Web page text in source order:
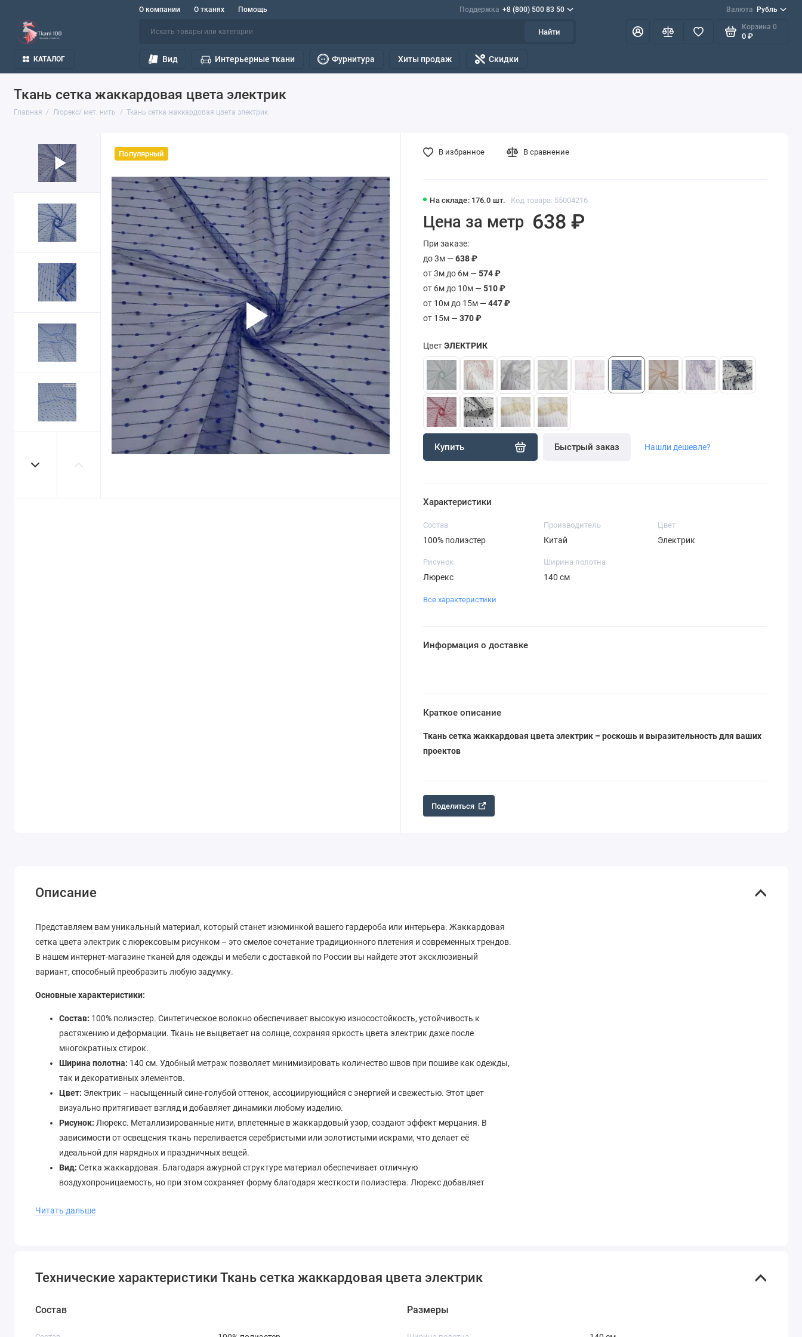
О компании О тканях Помощь Поддержка +8 (800) 500 83 50 Валюта Рубль
Найти
Корзина 0
0 ₽
КАТАЛОГ Вид Интерьерные ткани Фурнитура Хиты продаж Скидки
Ткань сетка жаккардовая цвета электрик
Главная Люрекс/ мет. нить Ткань сетка жаккардовая цвета электрик
Популярный
На складе: 176.0 шт. Код товара: 55004216
Цена за метр 638 ₽
При заказе:
до 3м —638 ₽
от 3м до 6м —574 ₽
от 6м до 10м —510 ₽
от 10м до 15м —447 ₽
от 15м —370 ₽
ЦветЭЛЕКТРИК
Купить Быстрый заказ Нашли дешевле?
В избранное В сравнение
Характеристики
Состав
100% полиэстер
Производитель
Китай
Цвет
Электрик
Рисунок
Люрекс
Ширина полотна
140 см
Все характеристики
Информация о доставке
Краткое описание
Ткань сетка жаккардовая цвета электрик – роскошь и выразительность для ваших
проектов
Поделиться
Описание
Представляем вам уникальный материал, который станет изюминкой вашего гардероба или интерьера. Жаккардовая
сетка цвета электрик с люрексовым рисунком – это смелое сочетание традиционного плетения и современных трендов.
В нашем интернет-магазине тканей для одежды и мебели с доставкой по России вы найдете этот эксклюзивный
вариант, способный преобразить любую задумку.
Основные характеристики:
Состав: 100% полиэстер. Синтетическое волокно обеспечивает высокую износостойкость, устойчивость к
растяжению и деформации. Ткань не выцветает на солнце, сохраняя яркость цвета электрик даже после
многократных стирок.
Ширина полотна: 140 см. Удобный метраж позволяет минимизировать количество швов при пошиве как одежды,
так и декоративных элементов.
Цвет: Электрик – насыщенный сине-голубой оттенок, ассоциирующийся с энергией и свежестью. Этот цвет
визуально притягивает взгляд и добавляет динамики любому изделию.
Рисунок: Люрекс. Металлизированные нити, вплетенные в жаккардовый узор, создают эффект мерцания. В
зависимости от освещения ткань переливается серебристыми или золотистыми искрами, что делает её
идеальной для нарядных и праздничных вещей.
Вид: Сетка жаккардовая. Благодаря ажурной структуре материал обеспечивает отличную
воздухопроницаемость, но при этом сохраняет форму благодаря жесткости полиэстера. Люрекс добавляет
Назначение:
Благодаря своей универсальности, жаккардовая сетка цвета электрик открывает широкие возможности для
творчества. В нашем интернет-магазине тканей для одежды и мебели с доставкой по России мы рекомендуем
Читать дальше
Технические характеристики Ткань сетка жаккардовая цвета электрик
Состав Размеры